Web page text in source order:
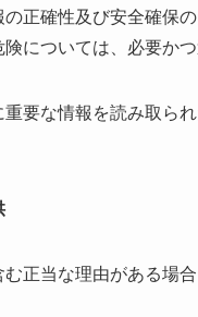
正確性及び安全確保
については、必要か
要な情報を読み取ら
正当な理由がある場